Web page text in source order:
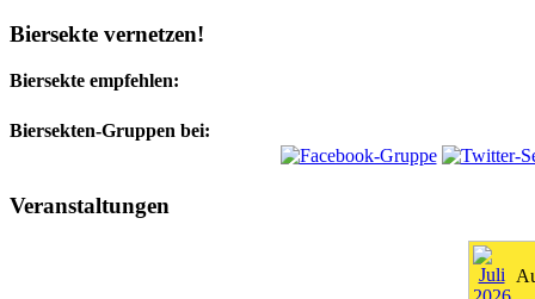
Biersekte vernetzen!
Biersekte empfehlen:
Biersekten-Gruppen bei:
Veranstaltungen